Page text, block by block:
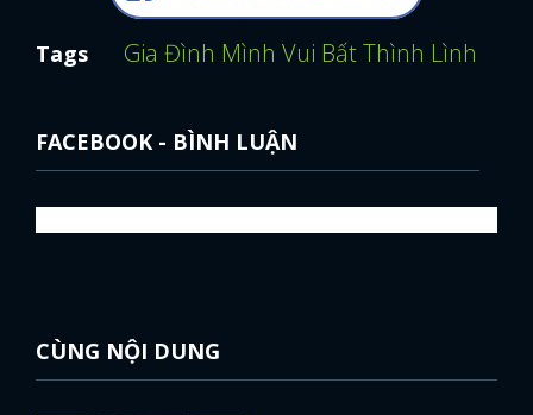
Tags Gia Đình Mình Vui Bất Thình Lình
FACEBOOK - BÌNH LUẬN
CÙNG NỘI DUNG